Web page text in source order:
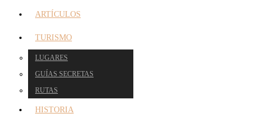
ARTÍCULOS
TURISMO
LUGARES
GUÍAS SECRETAS
RUTAS
HISTORIA